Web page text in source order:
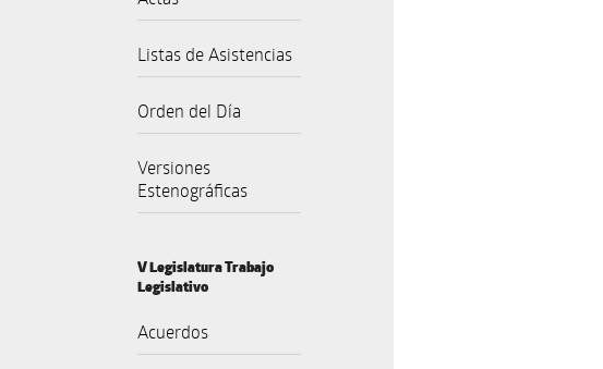
Listas de Asistencias
Orden del Día
Versiones
Estenográficas
V Legislatura Trabajo
Legislativo
Acuerdos